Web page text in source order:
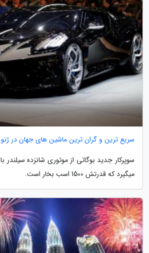
سریع ترین و گران ترین ماشین های جهان در ژنو
سوپرکار جدید بوگاتی از موتوری شانزده
میگیرد که قدرتش 1500 اسب بخار است.